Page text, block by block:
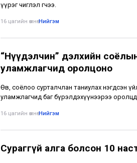
үүрэг чиглэл өгчээ.
16 цагийн өмнө•Нийгэм
“Нүүдэлчин” дэлхийн
уламжлагчид оролцоно
Өв, соёлоо сурталчлан таниулах нэгдсэн
уламжлагчид баг бүрэлдэхүүнээрээ
16 цагийн өмнө•Нийгэм
Сураггүй алга болсон 10